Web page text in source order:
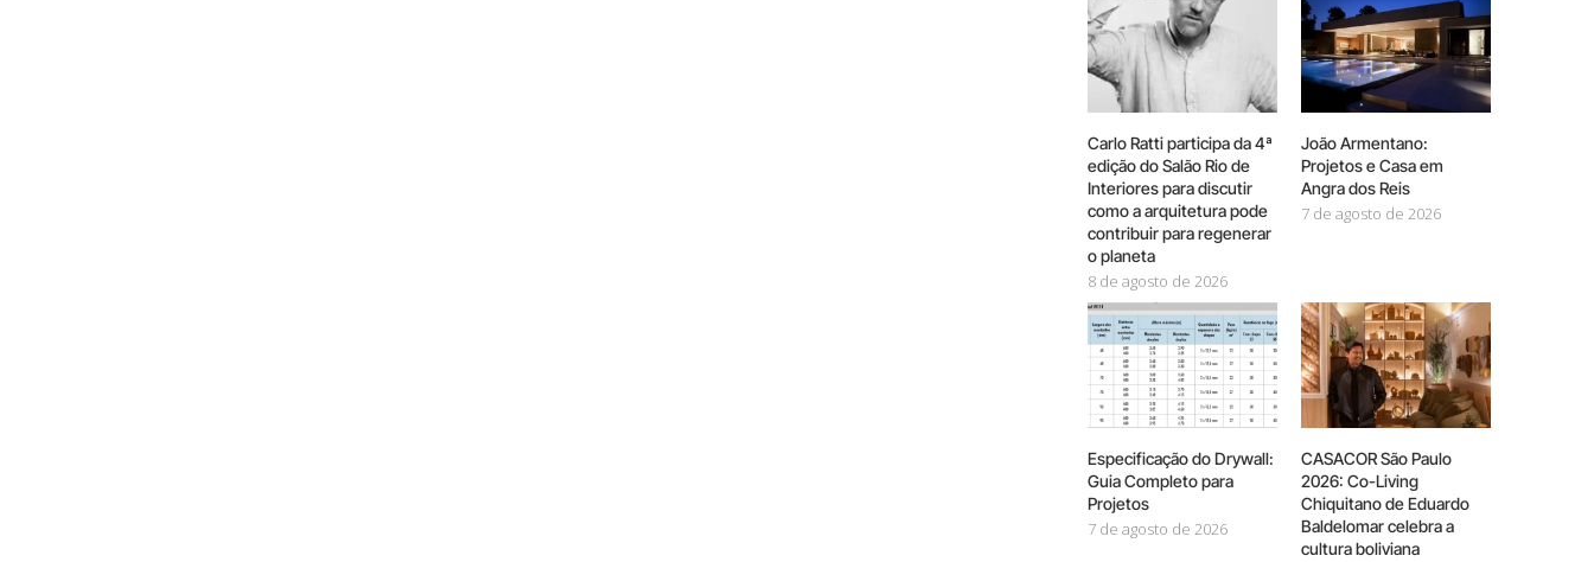
Carlo Ratti participa da 4ª
edição do Salão Rio de
Interiores para discutir
como a arquitetura pode
contribuir para regenerar
o planeta
8 de agosto de 2026
João Armentano:
Projetos e Casa em
Angra dos Reis
7 de agosto de 2026
Especificação do Drywall:
Guia Completo para
Projetos
7 de agosto de 2026
CASACOR São Paulo
2026: Co-Living
Chiquitano de Eduardo
Baldelomar celebra a
cultura boliviana